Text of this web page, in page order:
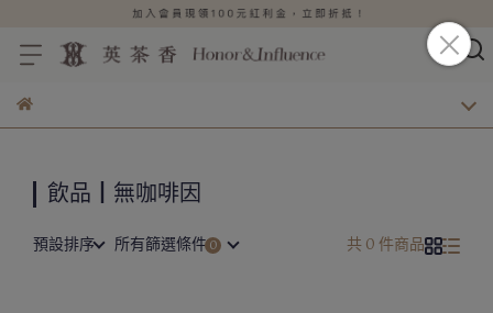
飲品┃無咖啡因
預設排序 所有篩選條件 共 0 件商品